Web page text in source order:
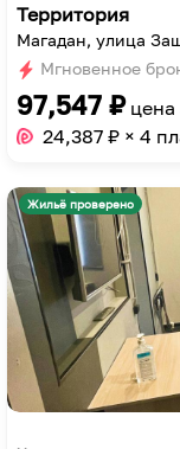
Территория
Магадан, улица
Мгновенное
97,547 ₽ цена
24,387 ₽ × 4
Жильё проверено